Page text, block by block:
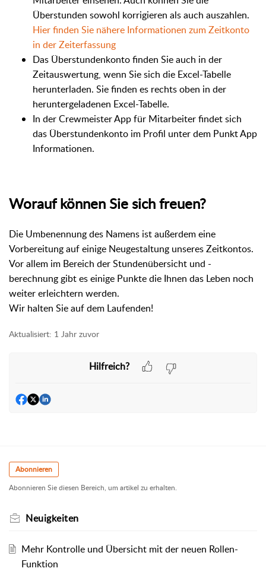
Überstunden sowohl korrigieren als auch auszahlen.
Hier finden Sie nähere Informationen zum Zeitkonto
in der Zeiterfassung
Das Überstundenkonto finden Sie auch in der
Zeitauswertung, wenn Sie sich die Excel-Tabelle
herunterladen. Sie finden es rechts oben in der
heruntergeladenen Excel-Tabelle.
In der Crewmeister App für Mitarbeiter findet sich
das Überstundenkonto im Profil unter dem Punkt App
Informationen.
Worauf können Sie sich freuen?
Die Umbenennung des Namens ist außerdem eine
Vorbereitung auf einige Neugestaltung unseres Zeitkontos.
Vor allem im Bereich der Stundenübersicht und -
berechnung gibt es einige Punkte die Ihnen das Leben noch
weiter erleichtern werden.
Wir halten Sie auf dem Laufenden!
Aktualisiert: 1 Jahr zuvor
Hilfreich?
Abonnieren
Abonnieren Sie diesen Bereich, um artikel zu erhalten.
Neuigkeiten
Mehr Kontrolle und Übersicht mit der neuen Rollen-
Funktion